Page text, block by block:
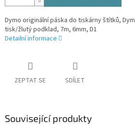
Dymo originální páska do tiskárny štítků,
tisk/žlutý podklad, 7m, 6mm, D1
Detailní informace
ZEPTAT SE SDÍLET
Související produkty